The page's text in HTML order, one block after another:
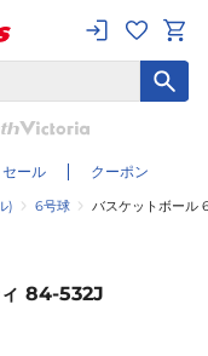
セール クーポン
) 6号球 バスケットボール
84-532J